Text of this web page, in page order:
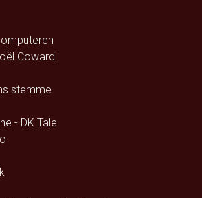
Coward
stemme
- DK Tale